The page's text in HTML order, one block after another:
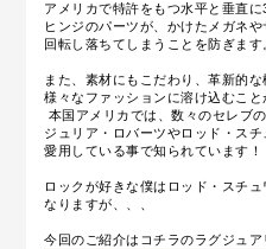
アメリカで特許をもつ水平と垂直に
ヒンジのパーツが、かけたメガネや
回転し落ちてしまうことを防ぎます
また、素材にもこだわり、革新的な
様々なファッションに溶け込むこと
本国アメリカでは、数々のセレブ
ジュリア・ロバーツやロッド・ス
愛用している事で知られています！
ロックが好きな僕はロッド・スチ
なりますが、、、
今回のご紹介はコチラのラグジュア